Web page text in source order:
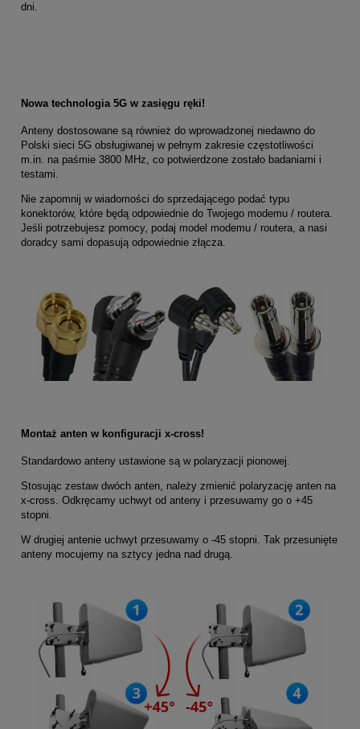
dni.
Nowa technologia 5G w zasięgu ręki!
Anteny dostosowane są również do wprowadzonej niedawno do
Polski sieci 5G obsługiwanej w pełnym zakresie częstotliwości
m.in. na paśmie 3800 MHz, co potwierdzone zostało badaniami i
testami.
Nie zapomnij w wiadomości do sprzedającego podać typu
konektorów, które będą odpowiednie do Twojego modemu / routera.
Jeśli potrzebujesz pomocy, podaj model modemu / routera, a nasi
doradcy sami dopasują odpowiednie złącza.
Montaż anten w konfiguracji x-cross!
Standardowo anteny ustawione są w polaryzacji pionowej.
Stosując zestaw dwóch anten, należy zmienić polaryzację anten na
x-cross. Odkręcamy uchwyt od anteny i przesuwamy go o +45
stopni.
W drugiej antenie uchwyt przesuwamy o -45 stopni. Tak przesunięte
anteny mocujemy na sztycy jedna nad drugą.